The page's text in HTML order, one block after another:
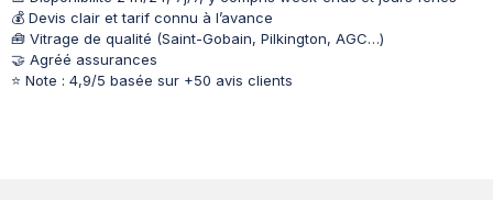
💰 Devis clair et tarif connu à l’avance
🧰 Vitrage de qualité (Saint-Gobain, Pilkington, AGC…)
🤝 Agréé assurances
⭐ Note : 4,9/5 basée sur +50 avis clients